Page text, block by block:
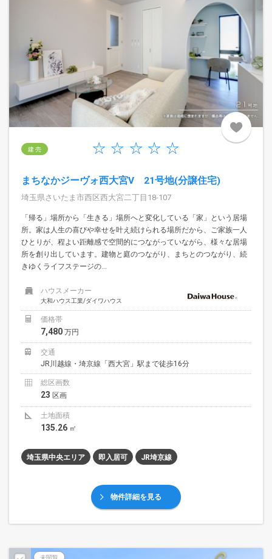
建 売
まちなかジーヴォ西大宮V 21号地(分譲住宅)
埼玉県さいたま市西区西大宮二丁目18-107
「帰る」場所から「生きる」場所へと変化している「家」という居場
所。家は人生の喜びや幸せを叶え続けられる場所だから、ご家族一人
ひとりが、程よい距離感で空間的につながっていながら、様々な居場
所を創り出しています。建物と庭のつながり、まちとのつながり、続
きゆくライフステージの...
ハウスメーカー
大和ハウス工業/ダイワハウス
価格帯
7,480 万円
交通
JR川越線・埼京線「西大宮」駅まで徒歩16分
総区画数
23 区画
土地面積
135.26 ㎡
埼玉県中央エリア 即入居可 JR埼京線
物件詳細を見る
未閲覧